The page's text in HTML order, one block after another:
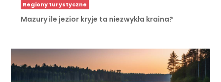
Regiony turystyczne
Mazury ile jezior kryje ta niezwykła kraina?